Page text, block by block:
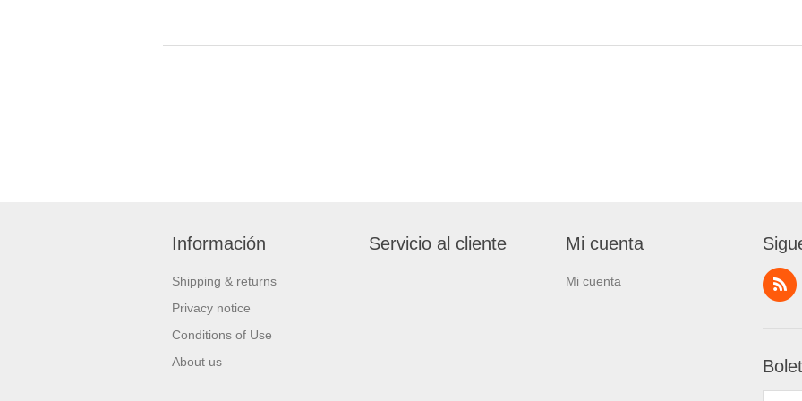
Información
Shipping & returns
Privacy notice
Conditions of Use
About us
Servicio al cliente Mi cuenta
Mi cuenta